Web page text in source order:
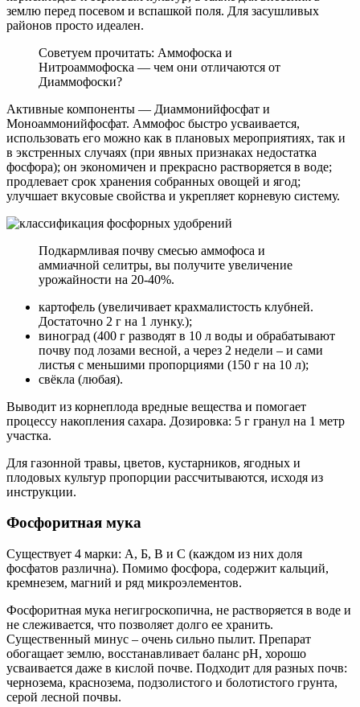
землю перед посевом и вспашкой поля. Для засушливых
районов просто идеален.
Советуем прочитать: Аммофоска и
Нитроаммофоска — чем они отличаются от
Диаммофоски?
Активные компоненты — Диаммонийфосфат и
Моноаммонийфосфат. Аммофос быстро усваивается,
использовать его можно как в плановых мероприятиях, так и
в экстренных случаях (при явных признаках недостатка
фосфора); он экономичен и прекрасно растворяется в воде;
продлевает срок хранения собранных овощей и ягод;
улучшает вкусовые свойства и укрепляет корневую систему.
Подкармливая почву смесью аммофоса и
аммиачной селитры, вы получите увеличение
урожайности на 20-40%.
картофель (увеличивает крахмалистость клубней.
Достаточно 2 г на 1 лунку.);
виноград (400 г разводят в 10 л воды и обрабатывают
почву под лозами весной, а через 2 недели – и сами
листья с меньшими пропорциями (150 г на 10 л);
свёкла (любая).
Выводит из корнеплода вредные вещества и помогает
процессу накопления сахара. Дозировка: 5 г гранул на 1 метр
участка.
Для газонной травы, цветов, кустарников, ягодных и
плодовых культур пропорции рассчитываются, исходя из
инструкции.
Фосфоритная мука
Существует 4 марки: А, Б, В и С (каждом из них доля
фосфатов различна). Помимо фосфора, содержит кальций,
кремнезем, магний и ряд микроэлементов.
Фосфоритная мука негигроскопична, не растворяется в воде и
не слеживается, что позволяет долго ее хранить.
Существенный минус – очень сильно пылит. Препарат
обогащает землю, восстанавливает баланс pH, хорошо
усваивается даже в кислой почве. Подходит для разных почв:
чернозема, краснозема, подзолистого и болотистого грунта,
серой лесной почвы.